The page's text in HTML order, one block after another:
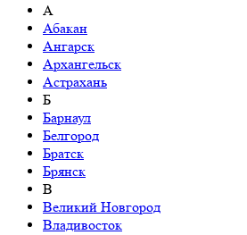
А
Абакан
Ангарск
Архангельск
Астрахань
Б
Барнаул
Белгород
Братск
Брянск
В
Великий Новгород
Владивосток